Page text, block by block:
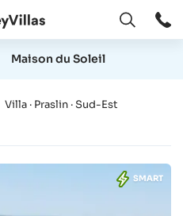
Ouvert
Maison du Soleil
Villa · Praslin · Sud-Est
SMART